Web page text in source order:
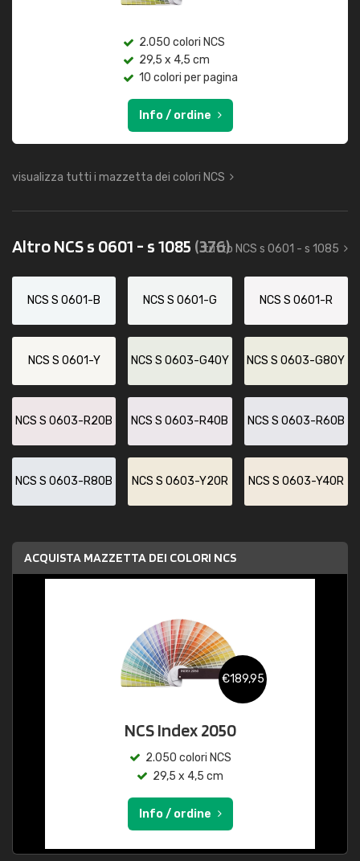
2.050 colori NCS
29,5 x 4,5 cm
10 colori per pagina
Info / ordine
visualizza tutti i mazzetta dei colori NCS
Altro NCS s 0601 - s 1085 (376)
tutto NCS s 0601 - s 1085
NCS S 0601-B NCS S 0601-G NCS S 0601-R
NCS S 0601-Y NCS S 0603-G40Y NCS S 0603-G80Y
NCS S 0603-R20B NCS S 0603-R40B NCS S 0603-R60B
NCS S 0603-R80B NCS S 0603-Y20R NCS S 0603-Y40R
ACQUISTA MAZZETTA DEI COLORI NCS
€189,95
NCS Index 2050
2.050 colori NCS
29,5 x 4,5 cm
Info / ordine